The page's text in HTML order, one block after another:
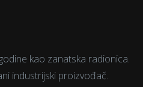
kao zanatska radionica.
industrijski proizvođač.